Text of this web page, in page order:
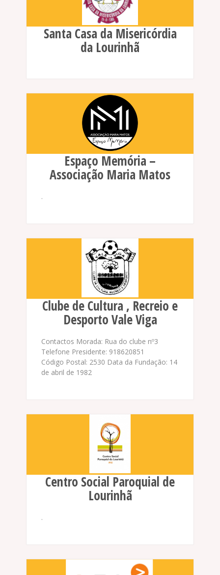
Santa Casa da Misericórdia
da Lourinhã
Espaço Memória –
Associação Maria Matos
.
Clube de Cultura , Recreio e
Desporto Vale Viga
Contactos Morada: Rua do clube nº3
Telefone Presidente: 918620851
Código Postal: 2530 Data da Fundação: 14
de abril de 1982
Centro Social Paroquial de
Lourinhã
.